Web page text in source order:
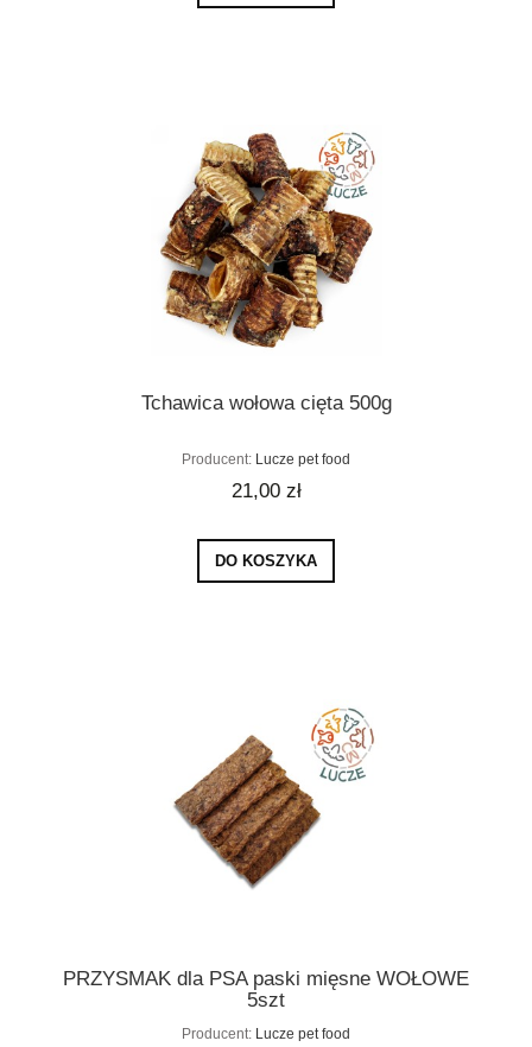
Tchawica wołowa cięta 500g
Producent: Lucze pet food
21,00 zł
DO KOSZYKA
PRZYSMAK dla PSA paski mięsne WOŁOWE
5szt
Producent: Lucze pet food